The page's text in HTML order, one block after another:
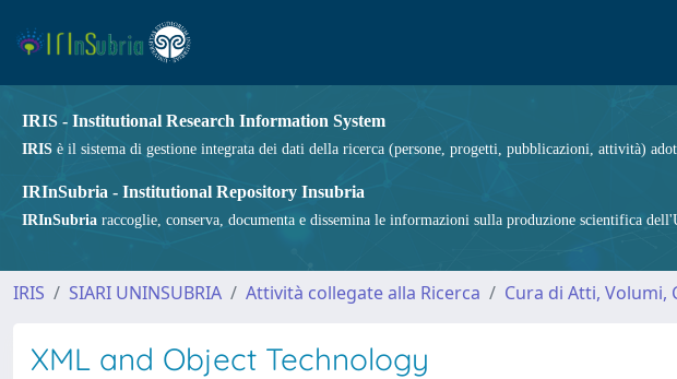
IRIS - Institutional Research Information System
IRIS è il sistema di gestione integrata dei dati della ricerca (persone, progetti, pubblicazioni, attività)
IRInSubria - Institutional Repository Insubria
IRInSubria raccoglie, conserva, documenta e dissemina le informazioni sulla produzione scientifica
IRIS SIARI UNINSUBRIA Attività collegate alla Ricerca Cura di Atti, Volumi,
XML and Object Technology